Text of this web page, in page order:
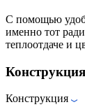
С помощью
именно тот
теплоотдаче и
Конструкция